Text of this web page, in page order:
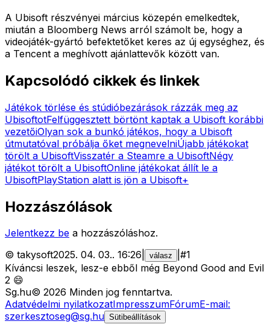
A Ubisoft részvényei március közepén emelkedtek,
miután a Bloomberg News arról számolt be, hogy a
videojáték-gyártó befektetőket keres az új egységhez, és
a Tencent a meghívott ajánlattevők között van.
Kapcsolódó cikkek és linkek
Játékok törlése és stúdióbezárások rázzák meg az
UbisoftotFelfüggesztett börtönt kaptak a Ubisoft korábbi
vezetőiOlyan sok a bunkó játékos, hogy a Ubisoft
útmutatóval próbálja őket megnevelniÚjabb játékokat
törölt a UbisoftVisszatér a Steamre a UbisoftNégy
játékot törölt a UbisoftOnline játékokat állít le a
UbisoftPlayStation alatt is jön a Ubisoft+
Hozzászólások
Jelentkezz be a hozzászóláshoz.
© takysoft2025. 04. 03.. 16:26 válasz #1
Kíváncsi leszek, lesz-e ebből még Beyond Good and Evil
2 😄
Sg.hu© 2026 Minden jog fenntartva.
Adatvédelmi nyilatkozatImpresszumFórumE-mail:
szerkesztoseg@sg.hu Sütibeállítások